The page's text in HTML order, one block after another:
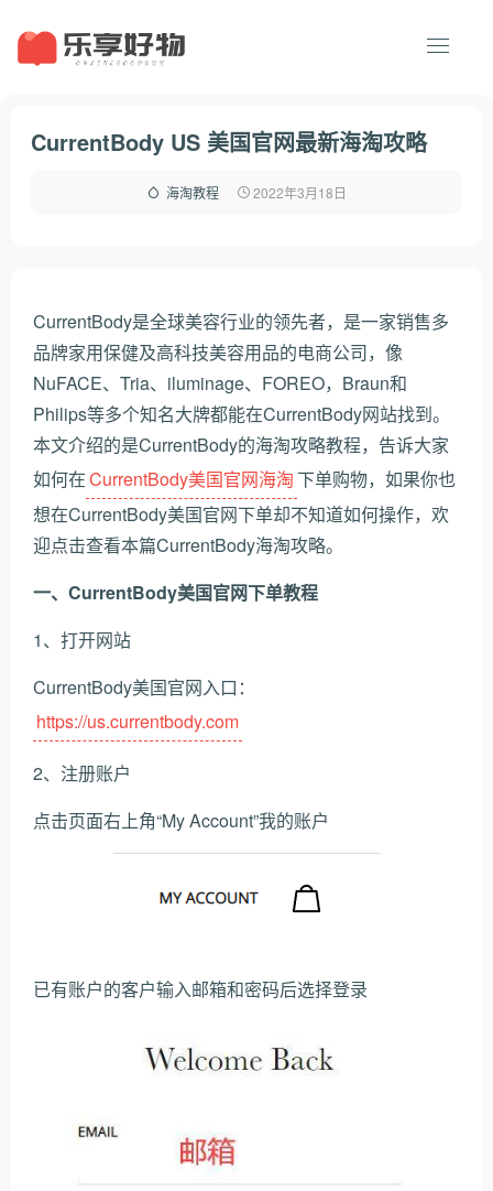
CurrentBody US 美国官网最新海淘攻略
海淘教程 2022年3月18日
CurrentBody是全球美容行业的领先者，是一家销售多
品牌家用保健及高科技美容用品的电商公司，像
NuFACE、Tria、iluminage、FOREO，Braun和
Philips等多个知名大牌都能在CurrentBody网站找到。
本文介绍的是CurrentBody的海淘攻略教程，告诉大家
如何在CurrentBody美国官网海淘下单购物，如果你也
想在CurrentBody美国官网下单却不知道如何操作，欢
迎点击查看本篇CurrentBody海淘攻略。
一、CurrentBody美国官网下单教程
1、打开网站
CurrentBody美国官网入口：
https://us.currentbody.com
2、注册账户
点击页面右上角“My Account”我的账户
已有账户的客户输入邮箱和密码后选择登录